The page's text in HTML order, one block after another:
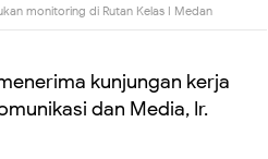
monitoring di Rutan Kelas I Medan
kunjungan kerja
dan Media, Ir.